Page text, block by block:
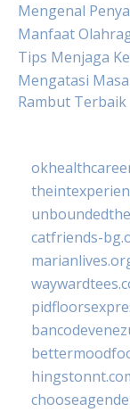
Mengenal
Manfaat
Tips Menjaga
Mengatasi
Rambut Terbaik
catfriends-